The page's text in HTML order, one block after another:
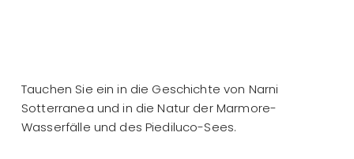
Tauchen Sie ein in die Geschichte von Narni
Sotterranea und in die Natur der Marmore-
Wasserfälle und des Piediluco-Sees.